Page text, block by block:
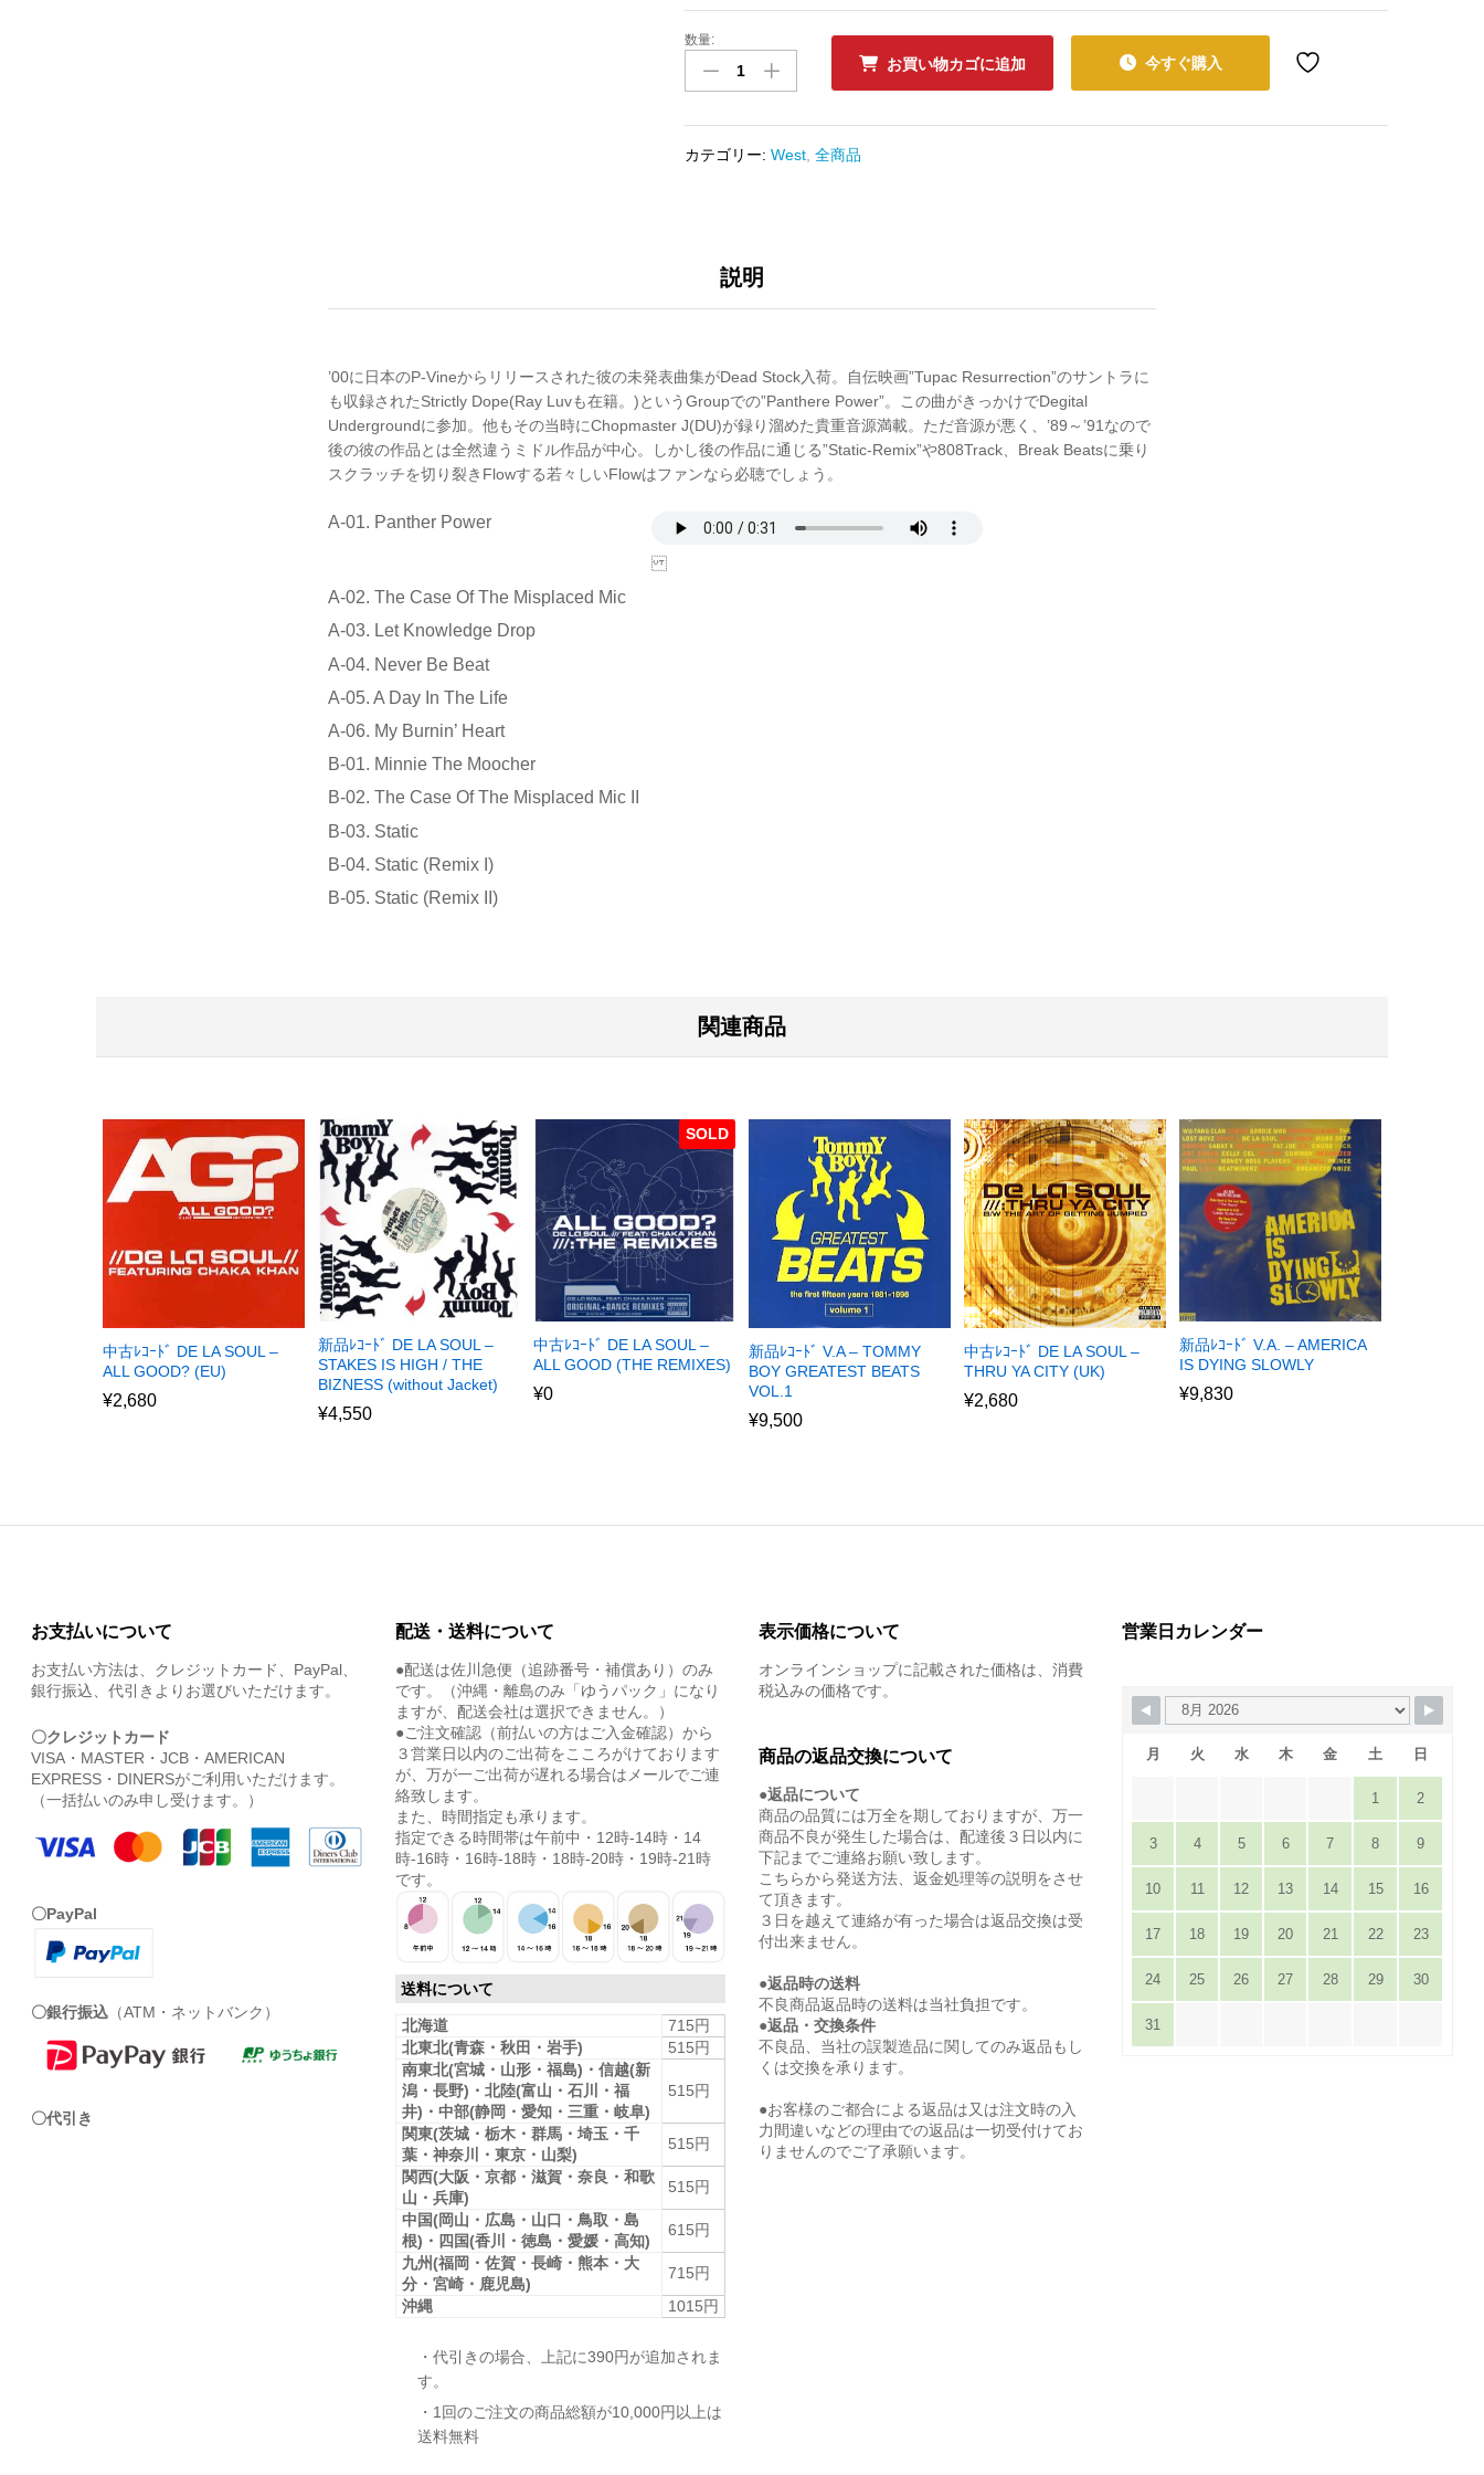
新
ﾚ
ﾄﾞ
LOST
量
数量:
お買い物カゴに追加 今すぐ購入
カテゴリー:West ,全商品
説明
’00に日本のP-Vineからリリースされた彼の未発表曲集がDead Stock入荷。自伝映画”Tupac Resurrection”のサントラに
も収録されたStrictly Dope(Ray Luvも在籍。)というGroupでの”Panthere Power”。この曲がきっかけでDegital
Undergroundに参加。他もその当時にChopmaster J(DU)が録り溜めた貴重音源満載。ただ音源が悪く、’89～’91なので
後の彼の作品とは全然違うミドル作品が中心。しかし後の作品に通じる”Static-Remix”や808Track、Break Beatsに乗り
スクラッチを切り裂きFlowする若々しいFlowはファンなら必聴でしょう。
A-01. Panther Power
A-02. The Case Of The Misplaced Mic
A-03. Let Knowledge Drop
A-04. Never Be Beat
A-05. A Day In The Life
A-06. My Burnin’ Heart
B-01. Minnie The Moocher
B-02. The Case Of The Misplaced Mic II
B-03. Static
B-04. Static (Remix I)
B-05. Static (Remix II)
関連商品
中古ﾚｺｰﾄﾞ DE LA SOUL –
ALL GOOD? (EU)
¥2,680
新品ﾚｺｰﾄﾞ DE LA SOUL –
STAKES IS HIGH / THE
BIZNESS (without Jacket)
¥4,550
SOLD
中古ﾚｺｰﾄﾞ DE LA SOUL –
ALL GOOD (THE REMIXES)
¥0
新品ﾚｺｰﾄﾞ V.A – TOMMY
BOY GREATEST BEATS
VOL.1
¥9,500
中古ﾚｺｰﾄﾞ DE LA SOUL –
THRU YA CITY (UK)
¥2,680
新品ﾚｺｰﾄﾞ V.A. – AMERICA
IS DYING SLOWLY
¥9,830
お支払いについて
お支払い方法は、クレジットカード、PayPal、
銀行振込、代引きよりお選びいただけます。
〇クレジットカード
VISA・MASTER・JCB・AMERICAN
EXPRESS・DINERSがご利用いただけます。
（一括払いのみ申し受けます。）
〇PayPal
〇銀行振込 （ATM・ネットバンク）
〇代引き
配送・送料について
●配送は佐川急便（追跡番号・補償あり）のみ
です。（沖縄・離島のみ「ゆうパック」になり
ますが、配送会社は選択できません。）
●ご注文確認（前払いの方はご入金確認）から
３営業日以内のご出荷をこころがけております
が、万が一ご出荷が遅れる場合はメールでご連
絡致します。
また、時間指定も承ります。
指定できる時間帯は午前中・12時-14時・14
時-16時・16時-18時・18時-20時・19時-21時
です。
送料について
北海道
715円
北東北(青森・秋田・岩手)
515円
南東北(宮城・山形・福島)・信越(新
潟・長野)・北陸(富山・石川・福
井)・中部(静岡・愛知・三重・岐阜)
515円
関東(茨城・栃木・群馬・埼玉・千
葉・神奈川・東京・山梨)
515円
関西(大阪・京都・滋賀・奈良・和歌
山・兵庫)
515円
中国(岡山・広島・山口・鳥取・島
根)・四国(香川・徳島・愛媛・高知)
615円
九州(福岡・佐賀・長崎・熊本・大
分・宮崎・鹿児島)
715円
沖縄
1015円
・代引きの場合、上記に390円が追加されま
す。
・1回のご注文の商品総額が10,000円以上は
送料無料
表示価格について
オンラインショップに記載された価格は、消費
税込みの価格です。
商品の返品交換について
●返品について
商品の品質には万全を期しておりますが、万一
商品不良が発生した場合は、配達後３日以内に
下記までご連絡お願い致します。
こちらから発送方法、返金処理等の説明をさせ
て頂きます。
３日を越えて連絡が有った場合は返品交換は受
付出来ません。
●返品時の送料
不良商品返品時の送料は当社負担です。
●返品・交換条件
不良品、当社の誤製造品に関してのみ返品もし
くは交換を承ります。
●お客様のご都合による返品は又は注文時の入
力間違いなどの理由での返品は一切受付けてお
りませんのでご了承願います。
営業日カレンダー
月 火 水 木 金 土 日
1 2
3 4 5 6 7 8 9
10 11 12 13 14 15 16
17 18 19 20 21 22 23
24 25 26 27 28 29 30
31